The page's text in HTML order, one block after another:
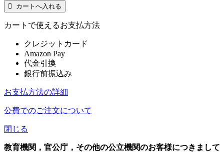
カートで使えるお支払方法
クレジットカード
Amazon Pay
代金引換
銀行前振込み
お支払方法の詳細
公費でのご注文について
閉じる
教育機関，官公庁，その他の公立機関のお客様につきまして